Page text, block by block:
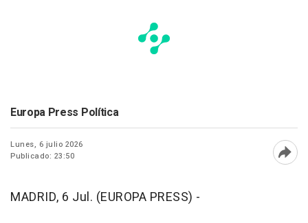
Europa Press Política
Lunes, 6 julio 2026
Publicado: 23:50
MADRID, 6 Jul. (EUROPA PRESS) -